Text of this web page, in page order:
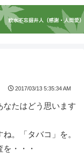
2017/03/13 5:35:34 AM
なたはどう思います
。「タバコ」を。
・・・